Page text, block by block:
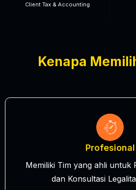
Client Tax & Accounting
Kenapa
Profesional
Memiliki Tim yang ahli untuk
dan Konsultasi